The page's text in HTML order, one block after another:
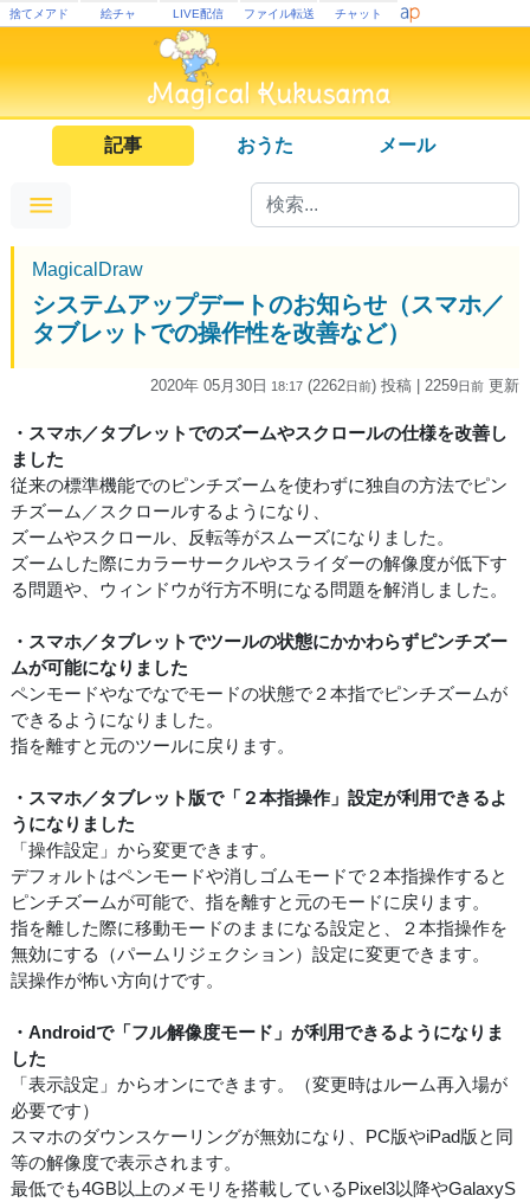
捨てメアド 絵チャ LIVE配信 ファイル転送 チャット
記事 おうた メール
MagicalDraw
システムアップデートのお知らせ（スマホ／
タブレットでの操作性を改善など）
2020年 05月30日 18:17 (2262日前) 投稿 | 2259日前 更新
・スマホ／タブレットでのズームやスクロールの仕様を改善し
ました
従来の標準機能でのピンチズームを使わずに独自の方法でピン
チズーム／スクロールするようになり、
ズームやスクロール、反転等がスムーズになりました。
ズームした際にカラーサークルやスライダーの解像度が低下す
る問題や、ウィンドウが行方不明になる問題を解消しました。
・スマホ／タブレットでツールの状態にかかわらずピンチズー
ムが可能になりました
ペンモードやなでなでモードの状態で２本指でピンチズームが
できるようになりました。
指を離すと元のツールに戻ります。
・スマホ／タブレット版で「２本指操作」設定が利用できるよ
うになりました
「操作設定」から変更できます。
デフォルトはペンモードや消しゴムモードで２本指操作すると
ピンチズームが可能で、指を離すと元のモードに戻ります。
指を離した際に移動モードのままになる設定と、２本指操作を
無効にする（パームリジェクション）設定に変更できます。
誤操作が怖い方向けです。
・Androidで「フル解像度モード」が利用できるようになりま
した
「表示設定」からオンにできます。（変更時はルーム再入場が
必要です）
スマホのダウンスケーリングが無効になり、PC版やiPad版と同
等の解像度で表示されます。
最低でも4GB以上のメモリを搭載しているPixel3以降やGalaxyS